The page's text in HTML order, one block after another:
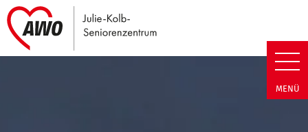
Julie-Kolb-Seniorenzentrum |
MENÜ